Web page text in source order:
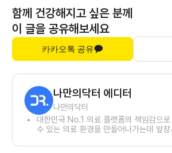
함께 건강해지고 싶은 분께
이 글을 공유해보세요
카카오톡 공유
나만의닥터 에디터
나만의닥터
대한민국 No.1 의료 플랫폼의 책임감으
수 있는 의료 환경을 만들어나가는데 앞